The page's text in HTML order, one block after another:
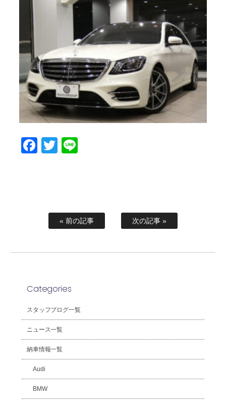
Facebook
Twitter
« 前の記事 次の記事 »
Categories
スタッフブログ一覧
ニュース一覧
納車情報一覧
Audi
BMW